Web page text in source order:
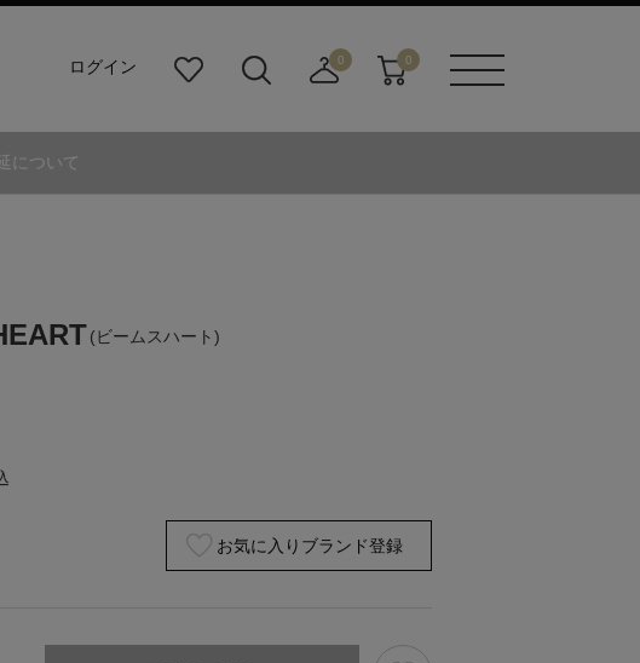
ログイン
り
ダ
0
寄
0
について
(ビームスハート)
お気に入りブランド登録